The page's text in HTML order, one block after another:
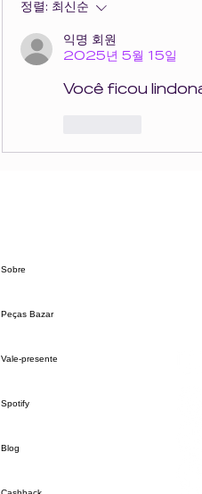
정렬: 최신순
익명 회원
2025년 5월 15일
Você ficou
Sobre
Peças Bazar
Vale-presente
Spotify
Blog